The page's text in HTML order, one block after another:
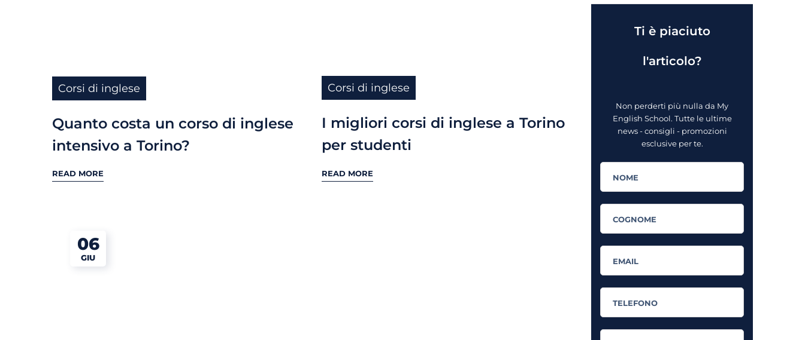
Corsi di inglese
Quanto costa un corso di inglese
intensivo a Torino?
READ MORE
Corsi di inglese
I migliori corsi di inglese a Torino
per studenti
READ MORE
06
GIU
Ti è piaciuto
l'articolo?
Non perderti più nulla da My
English School. Tutte le ultime
news - consigli - promozioni
esclusive per te.